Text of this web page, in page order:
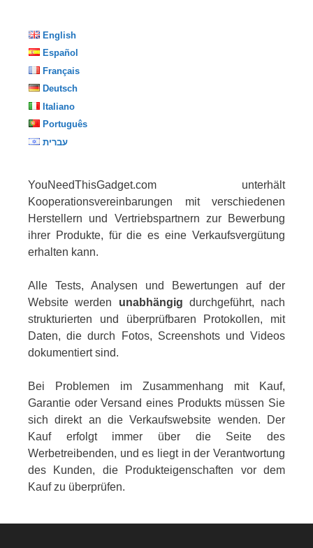
English
Español
Français
Deutsch
Italiano
Português
עברית
YouNeedThisGadget.com unterhält
Kooperationsvereinbarungen mit verschiedenen
Herstellern und Vertriebspartnern zur Bewerbung
ihrer Produkte, für die es eine Verkaufsvergütung
erhalten kann.
Alle Tests, Analysen und Bewertungen auf der
Website werden unabhängig durchgeführt, nach
strukturierten und überprüfbaren Protokollen, mit
Daten, die durch Fotos, Screenshots und Videos
dokumentiert sind.
Bei Problemen im Zusammenhang mit Kauf,
Garantie oder Versand eines Produkts müssen Sie
sich direkt an die Verkaufswebsite wenden. Der
Kauf erfolgt immer über die Seite des
Werbetreibenden, und es liegt in der Verantwortung
des Kunden, die Produkteigenschaften vor dem
Kauf zu überprüfen.